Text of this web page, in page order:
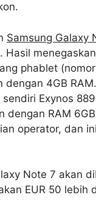
Samsung Galaxy
phablet
dengan 4GB
Exynos
dengan RAM
operator, dan
Note 7 akan
EUR 50 lebih